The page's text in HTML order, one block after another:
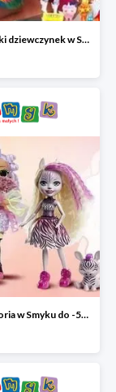
Ulubione lalki dziewczynek w Smyku do -45%
Lalki i akcesoria w Smyku do -52%